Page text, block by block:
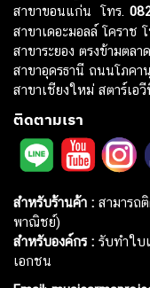
สาขาขอนแก่น โทร.
สาขาเดอะมอลล์ โคราช โ
สาขาระยอง ตรงข้ามตลา
สาขาอุดรธานี ถนนโภคา
สาขาเชียงใหม่ สตาร์เอ
ติดตามเรา
สำหรับร้านค้า : สามารถ
พาณิชย์)
สำหรับองค์กร : รับทำใบ
เอกชน